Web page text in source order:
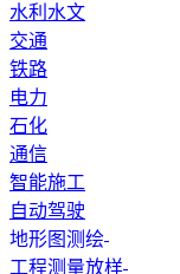
水利水文
交通
铁路
电力
石化
通信
智能施工
自动驾驶
地形图测绘
工程测量放样